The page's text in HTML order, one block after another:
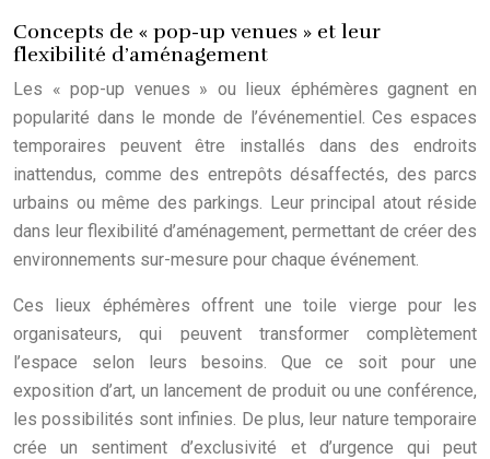
Concepts de « pop-up venues » et leur
flexibilité d’aménagement
Les « pop-up venues » ou lieux éphémères gagnent en
popularité dans le monde de l’événementiel. Ces espaces
temporaires peuvent être installés dans des endroits
inattendus, comme des entrepôts désaffectés, des parcs
urbains ou même des parkings. Leur principal atout réside
dans leur flexibilité d’aménagement, permettant de créer des
environnements sur-mesure pour chaque événement.
Ces lieux éphémères offrent une toile vierge pour les
organisateurs, qui peuvent transformer complètement
l’espace selon leurs besoins. Que ce soit pour une
exposition d’art, un lancement de produit ou une conférence,
les possibilités sont infinies. De plus, leur nature temporaire
crée un sentiment d’exclusivité et d’urgence qui peut